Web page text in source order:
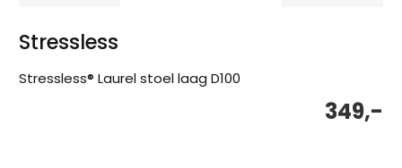
Stressless
Stressless® Laurel stoel laag D100
349,-